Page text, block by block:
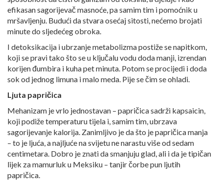
efikasan sagorijevač masnoće, pa samim tim i pomoćnik u
mršavljenju. Budući da stvara osećaj sitosti, nećemo brojati
minute do sljedećeg obroka.
I detoksikacija i ubrzanje metabolizma postiže se napitkom,
koji se pravi tako što se u ključalu vodu doda manji, izrendan
korijen đumbira i kuha pet minuta. Potom se procijedi i doda
sok od jednog limuna i malo meda. Pije se čim se ohladi.
Ljuta papričica
Mehanizam je vrlo jednostavan – papričica sadrži kapsaicin,
koji podiže temperaturu tijela i, samim tim, ubrzava
sagorijevanje kalorija. Zanimljivo je da što je papričica manja
– to je ljuća, a najljuće na svijetu ne narastu više od sedam
centimetara. Dobro je znati da smanjuju glad, ali i da je tipičan
lijek za mamurluk u Meksiku – tanjir čorbe pun ljutih
papričica.